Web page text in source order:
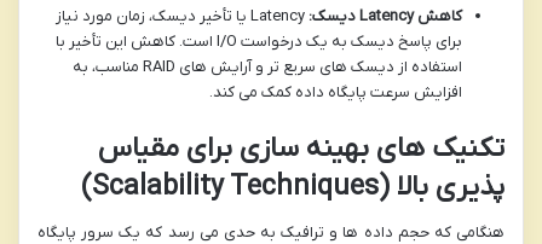
کاهش Latency دیسک:
Latency یا تأخیر دیسک، زمان مورد نیاز
برای پاسخ دیسک به یک درخواست I/O است. کاهش این تأخیر با
استفاده از دیسک های سریع تر و آرایش های RAID مناسب، به
افزایش سرعت پایگاه داده کمک می کند.
تکنیک های بهینه سازی برای مقیاس
پذیری بالا (Scalability Techniques)
هنگامی که حجم داده ها و ترافیک به حدی می رسد که یک سرور پایگاه